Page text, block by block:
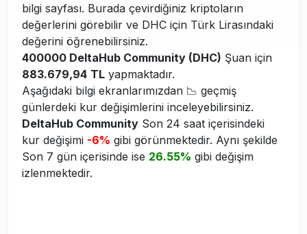
bilgi sayfası. Burada çevirdiğiniz kriptoların
değerlerini görebilir ve DHC için Türk Lirasındaki
değerini öğrenebilirsiniz.
400000 DeltaHub Community (DHC) Şuan için
883.679,94 TL yapmaktadır.
Aşağıdaki bilgi ekranlarımızdan 📉 geçmiş
günlerdeki kur değişimlerini inceleyebilirsiniz.
DeltaHub Community Son 24 saat içerisindeki
kur değişimi -6% gibi görünmektedir. Aynı şekilde
Son 7 gün içerisinde ise 26.55% gibi değişim
izlenmektedir.